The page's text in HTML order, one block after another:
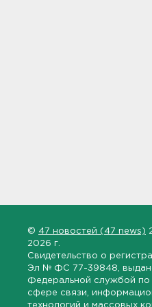
© 47 новостей (47 news)
2026 г.
Свидетельство о
Эл № ФС 77-39848 ,
Федеральной службой по
сфере связи,
технологий и массовых